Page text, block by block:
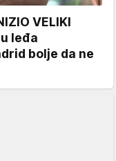
VELIKI
leđa
bolje da ne